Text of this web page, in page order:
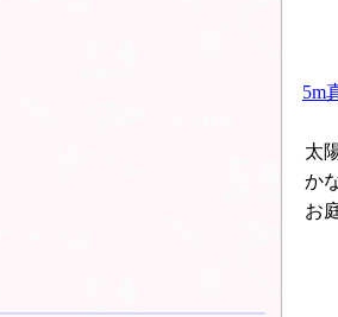
5m
太
か
お